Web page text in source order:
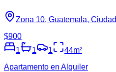
Zona 10, Guatemala, Ciudad
$900
1
1 1 44m²
Apartamento en Alquiler